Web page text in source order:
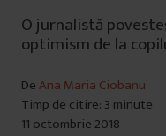
O jurnalistă
optimism de la
DeAna Maria Ciobanu
Timp de citire: 3 minute
11 octombrie 2018